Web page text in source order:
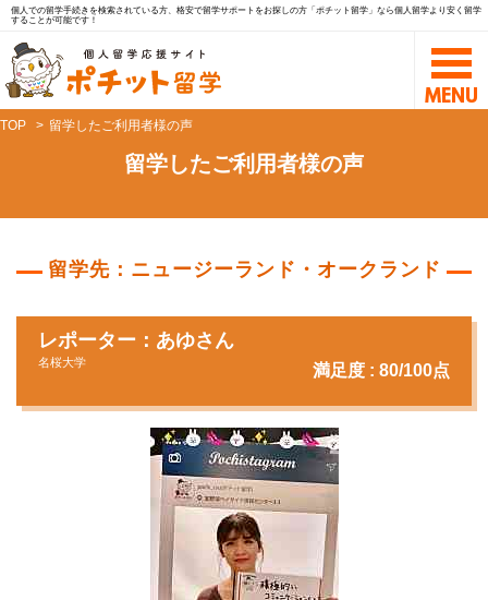
個人での留学手続きを検索されている方、格安で留学サポートをお探しの方「ポチット留学」なら個人留学より安く留学
することが可能です！
TOP 留学したご利用者様の声
留学したご利用者様の声
留学先：ニュージーランド・オークランド
レポーター：あゆさん
名桜大学 満足度 : 80/100点